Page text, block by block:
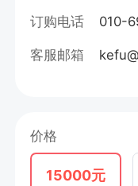
订购电话 010-
客服邮箱
价格
15000元